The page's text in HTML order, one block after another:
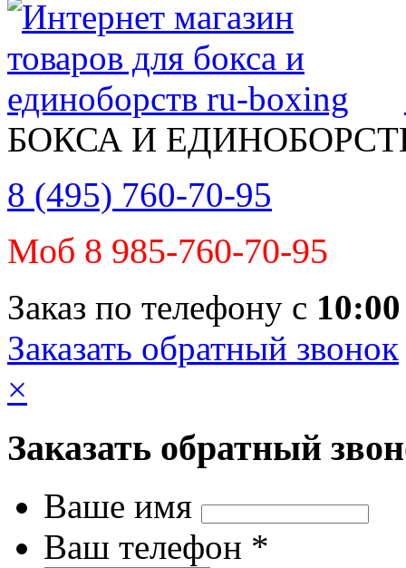
БОКСА И
8 (495) 760-70-95
Моб 8 985-760-70-95
Заказ по телефону с 10:00
Заказать обратный звонок
×
Заказать обратный
Ваше имя
Ваш телефон *